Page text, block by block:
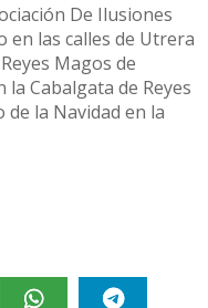
De Ilusiones
en las calles de Utrera
Magos de
Cabalgata de Reyes
la Navidad en la